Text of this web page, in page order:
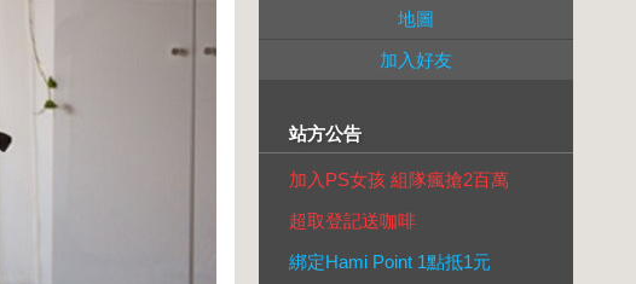
地圖
加入好友
站方公告
加入PS女孩 組隊瘋搶2百萬
超取登記送咖啡
綁定Hami Point 1點抵1元